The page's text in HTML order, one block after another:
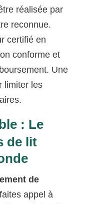
réalisée par
reconnue.
certifié en
conforme et
Une
limiter les
: Le
de lit
de
appel à